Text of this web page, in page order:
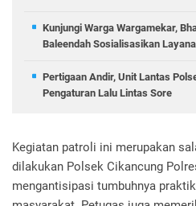
Kunjungi Warga Wargamekar,
Baleendah Sosialisasikan
Pertigaan Andir, Unit Lantas
Pengaturan Lalu Lintas Sore
Kegiatan patroli ini merupakan
dilakukan Polsek Cikancung
mengantisipasi tumbuhnya